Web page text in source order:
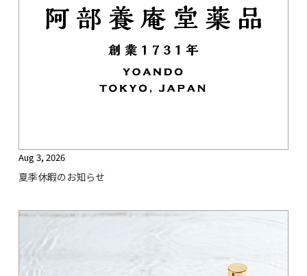
Aug 3, 2026
夏季休暇のお知らせ